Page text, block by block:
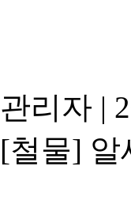
관리자 |
[철물] 알